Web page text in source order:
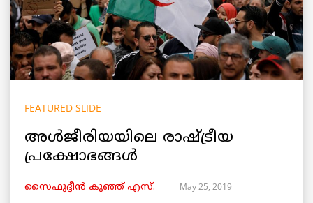
FEATURED SLIDE
അൾജീരിയയിലെ രാഷ്ട്രീയ
പ്രക്ഷോഭങ്ങൾ
സൈഫുദ്ദീൻ കുഞ്ഞ് എസ്. May 25, 2019